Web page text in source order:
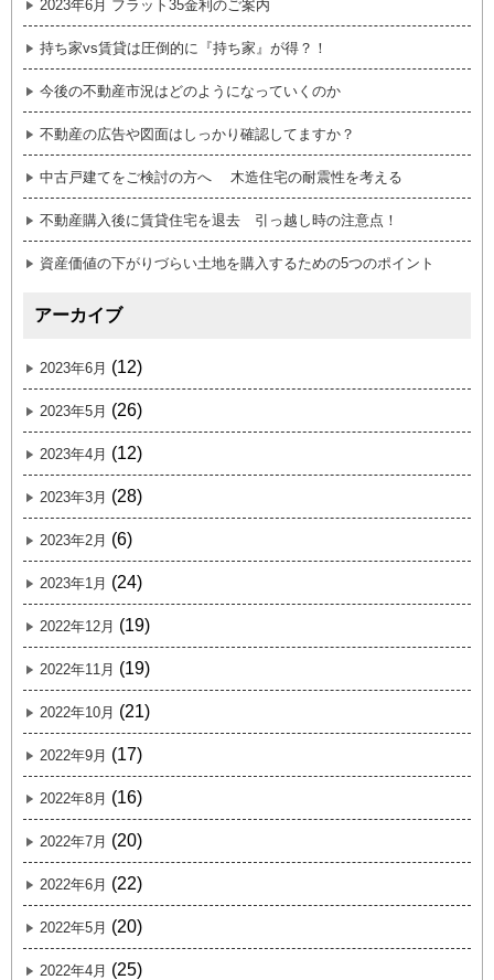
2023年6月 フラット35金利のご案内
持ち家vs賃貸は圧倒的に『持ち家』が得？！
今後の不動産市況はどのようになっていくのか
不動産の広告や図面はしっかり確認してますか？
中古戸建てをご検討の方へ 木造住宅の耐震性を考える
不動産購入後に賃貸住宅を退去 引っ越し時の注意点！
資産価値の下がりづらい土地を購入するための5つのポイント
アーカイブ
2023年6月 (12)
2023年5月 (26)
2023年4月 (12)
2023年3月 (28)
2023年2月 (6)
2023年1月 (24)
2022年12月 (19)
2022年11月 (19)
2022年10月 (21)
2022年9月 (17)
2022年8月 (16)
2022年7月 (20)
2022年6月 (22)
2022年5月 (20)
2022年4月 (25)